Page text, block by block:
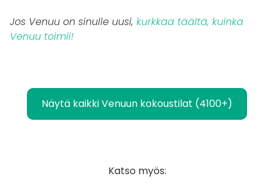
Jos Venuu on sinulle uusi, kurkkaa täältä, kuinka
Venuu toimii!
Näytä kaikki Venuun kokoustilat (4100+)
Katso myös: